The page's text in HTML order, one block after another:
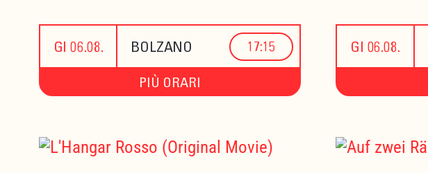
GI 06.08. BOLZANO 17:15
PIÙ ORARI
GI 06.08.